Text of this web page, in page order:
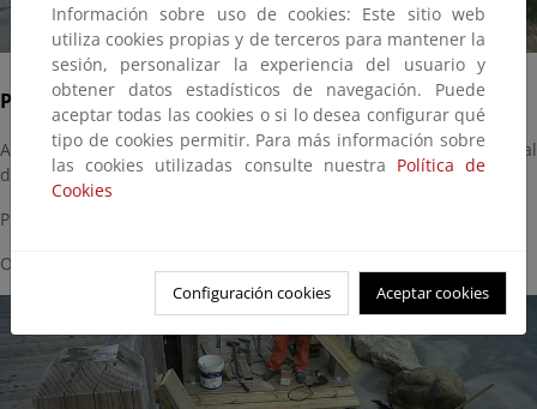
Playa de Santa Marta
Acondicionamiento de tránsito. Reparación de pasarela peatonal
de madera
Presupuesto de adjudicación: 2.928,20 €
Obra finalizada.
Información sobre uso de cookies: Este sitio web
utiliza cookies propias y de terceros para mantener la
sesión, personalizar la experiencia del usuario y
obtener datos estadísticos de navegación. Puede
aceptar todas las cookies o si lo desea configurar qué
tipo de cookies permitir. Para más información sobre
las cookies utilizadas consulte nuestra Política de
Cookies
Configuración cookies Aceptar cookies